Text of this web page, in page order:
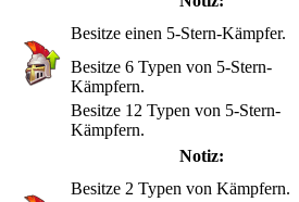
Besitze einen 5-Stern-Kämpfer.
Besitze 6 Typen von 5-Stern-
Kämpfern.
Besitze 12 Typen von 5-Stern-
Kämpfern.
Notiz:
Besitze 2 Typen von Kämpfern.